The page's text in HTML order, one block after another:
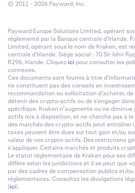
© 2011 - 2026 Payward, Inc.
Payward Europe Solutions Limited, opérant
réglementé par la Banque centrale d’Irlande.
Limited, opérant sous le nom de Kraken, est
centrale d’Irlande. Siège social : 70 Sir John
R296, Irlande. Cliquezici pour consulter les
connexes.
Ces documents sont fournis à titre
ne constituent pas des conseils en
recommandation ou sollicitation d’acheter,
détenir des crypto-actifs ou de s’engager
spécifique. Kraken n’augmente ou ne
actifs mis à disposition, et ne cherche pas à
des marchés des crypto-actifs peut entraîner
taxes peuvent être dues sur tout gain et/ou
valeur de vos crypto-actifs. Des restrictions
s’appliquer. Certains marchés et produits
Le statut réglementaire de Kraken pour ses
diffère selon les juridictions et il se peut que
par des cadres de compensation publics et/
réglementaires. Consultez les divulgations
(ici).